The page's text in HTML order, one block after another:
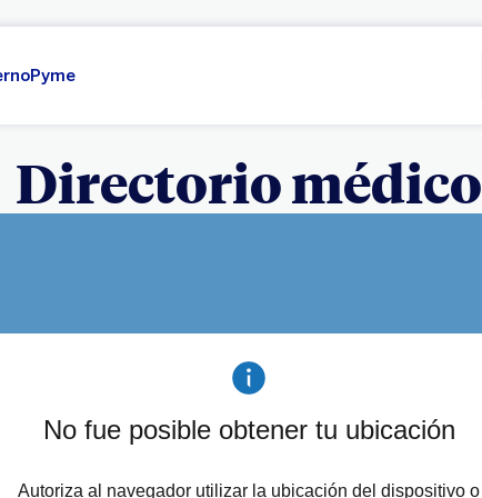
Pyme
Directorio médico